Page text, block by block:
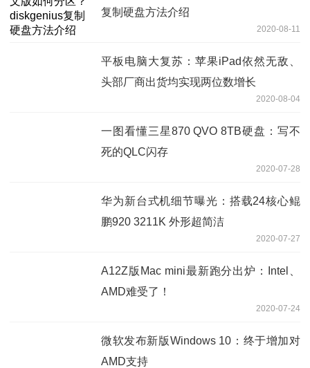
复制硬盘方法介绍
2020-08-11
平板电脑大复苏：苹果iPad依然无敌、
头部厂商出货均实现两位数增长
2020-08-04
一图看懂三星870 QVO 8TB硬盘：写不
死的QLC闪存
2020-07-28
华为新台式机细节曝光：搭载24核心鲲
鹏920 3211K 外形超简洁
2020-07-27
A12Z版Mac mini最新跑分出炉：Intel、
AMD难受了！
2020-07-24
微软发布新版Windows 10：终于增加对
AMD支持